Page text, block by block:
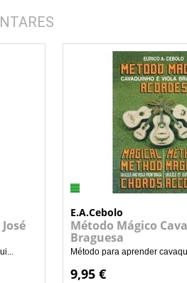
E.A.Cebolo
Método Mágico
Braguesa
Método para aprender
9,95 €